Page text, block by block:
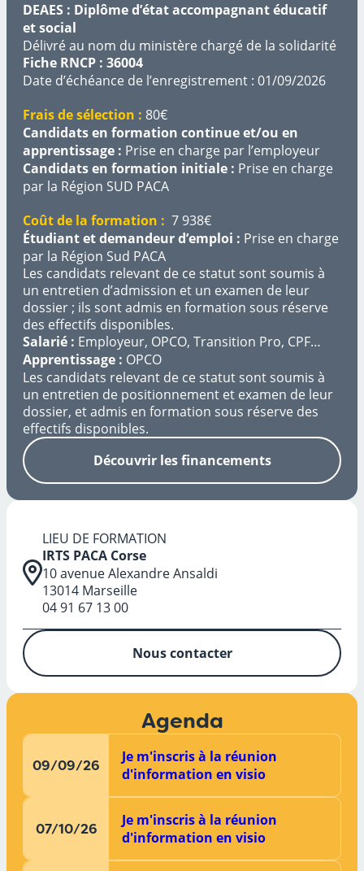
DEAES : Diplôme d’état accompagnant éducatif
et social
Délivré au nom du ministère chargé de la solidarité
Fiche RNCP : 36004
Date d’échéance de l’enregistrement : 01/09/2026
Frais de sélection : 80€
Candidats en formation continue et/ou en
apprentissage : Prise en charge par l’employeur
Candidats en formation initiale : Prise en charge
par la Région SUD PACA
Coût de la formation : 7 938€
Étudiant et demandeur d’emploi : Prise en charge
par la Région Sud PACA
Les candidats relevant de ce statut sont soumis à
un entretien d’admission et un examen de leur
dossier ; ils sont admis en formation sous réserve
des effectifs disponibles.
Salarié : Employeur, OPCO, Transition Pro, CPF…
Apprentissage : OPCO
Les candidats relevant de ce statut sont soumis à
un entretien de positionnement et examen de leur
dossier, et admis en formation sous réserve des
effectifs disponibles.
Découvrir les financements
LIEU DE FORMATION
IRTS PACA Corse
10 avenue Alexandre Ansaldi
13014 Marseille
04 91 67 13 00
Nous contacter
Agenda
09/09/26
Je m'inscris à la réunion
d'information en visio
07/10/26
Je m'inscris à la réunion
d'information en visio